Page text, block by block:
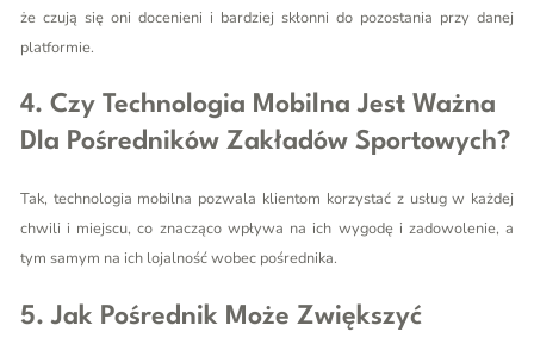
że czują się oni docenieni i bardziej skłonni do pozostania przy danej
platformie.
4. Czy Technologia Mobilna Jest Ważna
Dla Pośredników Zakładów Sportowych?
Tak, technologia mobilna pozwala klientom korzystać z usług w każdej
chwili i miejscu, co znacząco wpływa na ich wygodę i zadowolenie, a
tym samym na ich lojalność wobec pośrednika.
5. Jak Pośrednik Może Zwiększyć